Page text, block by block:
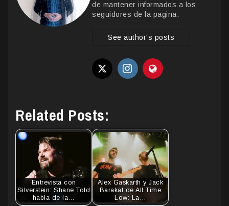
de mantener informados a los
seguidores de la pagina.
See author's posts
Related Posts:
Entrevista con
Silverstein: Shane Told
habla de la…
Alex Gaskarth y Jack
Barakat de All Time
Low: La…